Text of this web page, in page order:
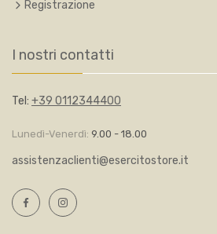
Registrazione
I nostri contatti
Tel: +39 0112344400
Lunedì-Venerdì: 9.00 - 18.00
assistenzaclienti@esercitostore.it